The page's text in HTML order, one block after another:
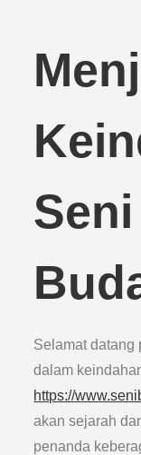
Selamat datang
dalam
https://
akan sejarah
penanda